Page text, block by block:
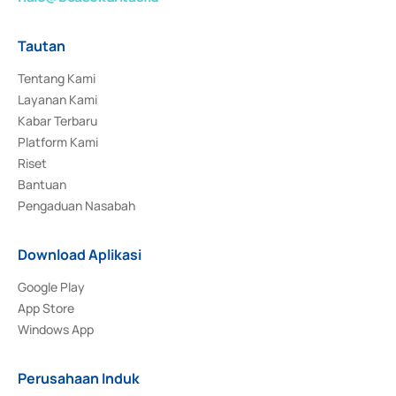
Tautan
Tentang Kami
Layanan Kami
Kabar Terbaru
Platform Kami
Riset
Bantuan
Pengaduan Nasabah
Download Aplikasi
Google Play
App Store
Windows App
Perusahaan Induk